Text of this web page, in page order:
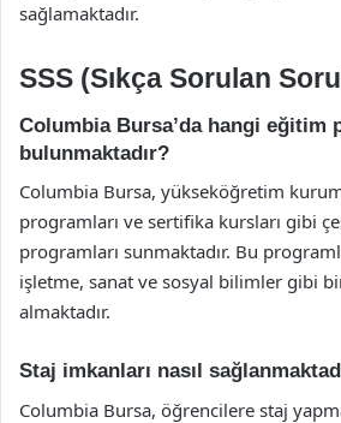
sağlamaktadır.
SSS (Sıkça Sorulan
Columbia Bursa’da hangi eğitim
bulunmaktadır?
Columbia Bursa, yükseköğretim
programları ve sertifika kursları gibi
programları sunmaktadır. Bu
işletme, sanat ve sosyal bilimler gibi
almaktadır.
Staj imkanları nasıl
Columbia Bursa, öğrencilere staj